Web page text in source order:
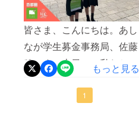
皆さま、こんにちは。あし
なが学生募金事務局、佐藤
稜です。本日で、私たちの
クラウドファンディングが
終了致します。ご支援、ご
もっと見る
1